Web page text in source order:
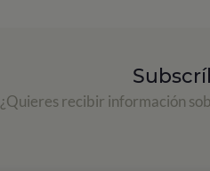
¿Quieres recibir información